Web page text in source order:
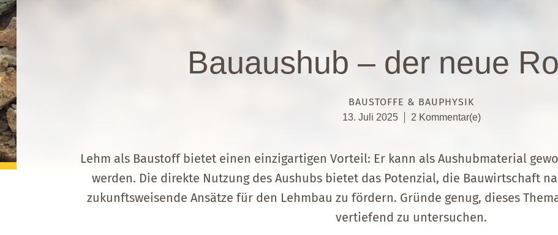
Bauaushub – der neue
BAUSTOFFE & BAUPHYSIK
13. Juli 2025 2 Kommentar(e)
Lehm als Baustoff bietet einen einzigartigen Vorteil: Er kann als Aushubmaterial
werden. Die direkte Nutzung des Aushubs bietet das Potenzial, die Bauwirtschaft
zukunftsweisende Ansätze für den Lehmbau zu fördern. Gründe genug, dieses
vertiefend zu untersuchen.